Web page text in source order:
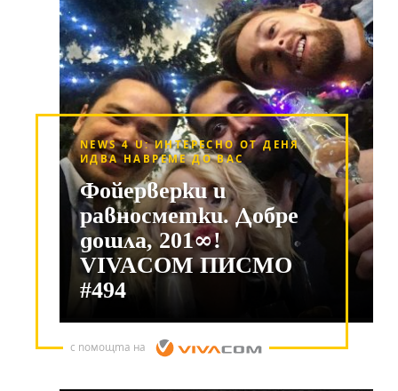
NEWS 4 U: ИНТЕРЕСНО ОТ ДЕНЯ
ИДВА НАВРЕМЕ ДО ВАС
Фойерверки и
равносметки. Добре
дошла, 201∞!
VIVACOM ПИСМО
#494
с помощта на